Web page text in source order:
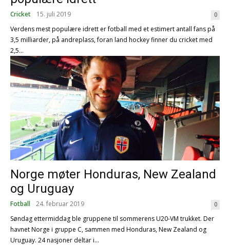
Cricket 15. juli 2019
0
Verdens mest populære idrett er fotball med et estimert antall fans på
3,5 milliarder, på andreplass, foran land hockey finner du cricket med
2,5...
Norge møter Honduras, New Zealand
og Uruguay
Fotball 24. februar 2019
0
Søndag ettermiddag ble gruppene til sommerens U20-VM trukket. Der
havnet Norge i gruppe C, sammen med Honduras, New Zealand og
Uruguay. 24 nasjoner deltar i...